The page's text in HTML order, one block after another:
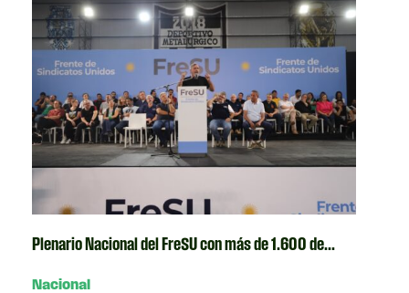
Plenario Nacional del FreSU con más de 1.600 de...
Nacional